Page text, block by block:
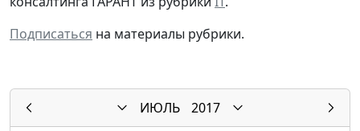
Подписаться на материалы рубрики.
ИЮЛЬ
2017